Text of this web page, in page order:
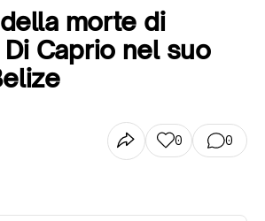
morte di
Caprio nel suo
0 0